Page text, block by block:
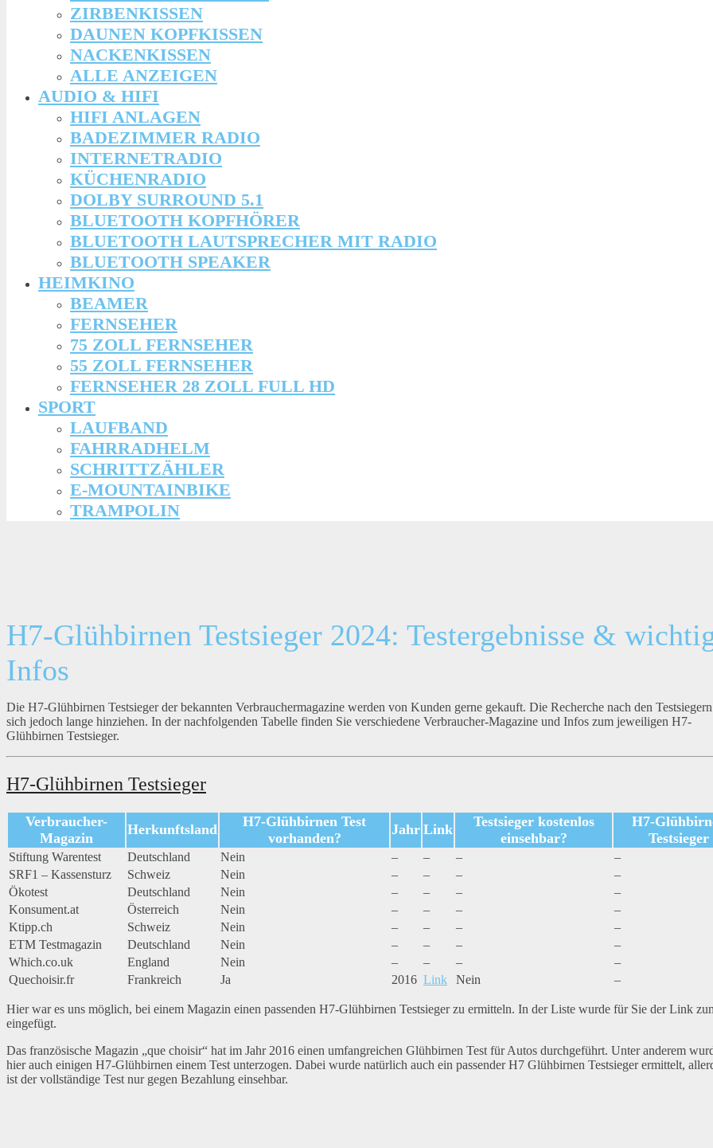
ZIRBENKISSEN
DAUNEN KOPFKISSEN
NACKENKISSEN
ALLE ANZEIGEN
AUDIO & HIFI
HIFI ANLAGEN
BADEZIMMER RADIO
INTERNETRADIO
KÜCHENRADIO
DOLBY SURROUND 5.1
BLUETOOTH KOPFHÖRER
BLUETOOTH LAUTSPRECHER MIT RADIO
BLUETOOTH SPEAKER
HEIMKINO
BEAMER
FERNSEHER
75 ZOLL FERNSEHER
55 ZOLL FERNSEHER
FERNSEHER 28 ZOLL FULL HD
SPORT
LAUFBAND
FAHRRADHELM
SCHRITTZÄHLER
E-MOUNTAINBIKE
TRAMPOLIN
H7-Glühbirnen Testsieger 2024: Testergebnisse &
Infos
Die H7-Glühbirnen Testsieger der bekannten Verbrauchermagazine werden von Kunden gerne gekauft. Die Recherche nach den
sich jedoch lange hinziehen. In der nachfolgenden Tabelle finden Sie verschiedene Verbraucher-Magazine und Infos zum jeweiligen H7-
Glühbirnen Testsieger.
H7-Glühbirnen Testsieger
Verbraucher-
Magazin
Herkunftsland
H7-Glühbirnen Test
vorhanden?
Jahr Link
Testsieger kostenlos
einsehbar?
H7-
Testsieger
Stiftung Warentest Deutschland Nein – – –
–
SRF1 – Kassensturz
Schweiz Nein – – –
–
Ökotest
Deutschland Nein – – –
–
Konsument.at
Österreich Nein – – –
–
Ktipp.ch
Schweiz Nein – – –
–
ETM Testmagazin
Deutschland Nein – – –
–
Which.co.uk
England Nein – – –
–
Quechoisir.fr
Frankreich Ja 2016 Link Nein –
Hier war es uns möglich, bei einem Magazin einen passenden H7-Glühbirnen Testsieger zu ermitteln. In der Liste wurde für Sie der Link
eingefügt.
Das französische Magazin „que choisir“ hat im Jahr 2016 einen umfangreichen Glühbirnen Test für Autos durchgeführt. Unter anderem
hier auch einigen H7-Glühbirnen einem Test unterzogen. Dabei wurde natürlich auch ein passender H7 Glühbirnen Testsieger ermittelt,
ist der vollständige Test nur gegen Bezahlung einsehbar.